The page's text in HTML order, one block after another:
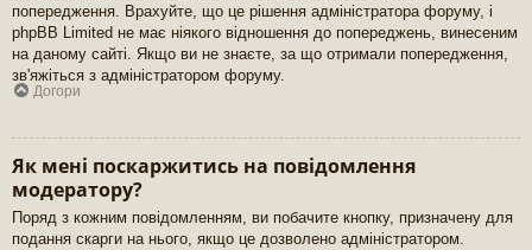
попередження. Врахуйте, що це рішення адміністратора форуму, і
phpBB Limited не має ніякого відношення до попереджень, винесеним
на даному сайті. Якщо ви не знаєте, за що отримали попередження,
зв'яжіться з адміністратором форуму.
Догори
Як мені поскаржитись на повідомлення
модератору?
Поряд з кожним повідомленням, ви побачите кнопку, призначену для
подання скарги на нього, якщо це дозволено адміністратором.